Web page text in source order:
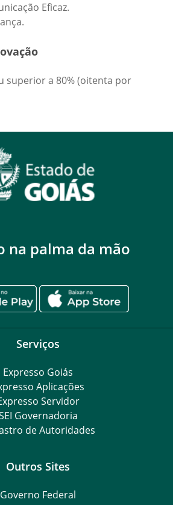
Eficaz.
superior a 80% (oitenta por
na palma da mão
Serviços
Expresso Goiás
Aplicações
Servidor
Governadoria
de Autoridades
Outros Sites
Governo Federal